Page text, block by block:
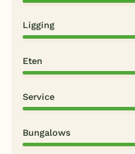
Ligging
Eten
Service
Bungalows